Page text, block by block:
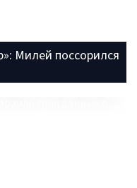
Милей поссорился